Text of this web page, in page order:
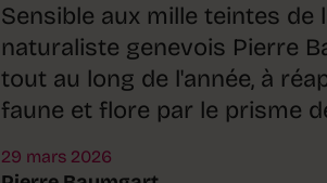
Sensible aux mille teintes de
naturaliste genevois Pierre
tout au long de l'année, à
faune et flore par le prisme
29 mars 2026